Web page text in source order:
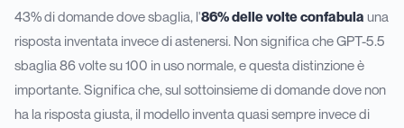
43% di domande dove sbaglia, l'86% delle volte confabula una
risposta inventata invece di astenersi. Non significa che GPT-5.5
sbaglia 86 volte su 100 in uso normale, e questa distinzione è
importante. Significa che, sul sottoinsieme di domande dove non
ha la risposta giusta, il modello inventa quasi sempre invece di